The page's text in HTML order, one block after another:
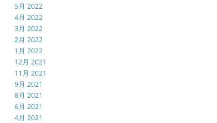
5月 2022
4月 2022
3月 2022
2月 2022
1月 2022
12月 2021
11月 2021
9月 2021
8月 2021
6月 2021
4月 2021